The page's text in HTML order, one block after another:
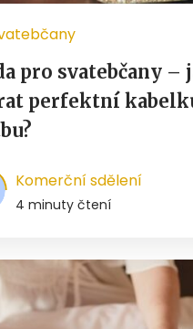
pro svatebčany –
perfektní
Komerční sdělení
4 minuty čtení